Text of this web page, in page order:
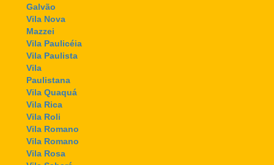
Galvão
Vila Nova
Mazzei
Vila Paulicéia
Vila Paulista
Vila
Paulistana
Vila Quaquá
Vila Rica
Vila Roli
Vila Romano
Vila Romano
Vila Rosa